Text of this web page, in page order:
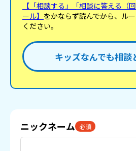
【「相談する」「相談に答える（
ール】 をかならず読んでから、ル
ください。
キッズなんでも相談
ニックネーム 必須